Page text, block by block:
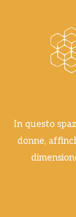
In questo
donne,